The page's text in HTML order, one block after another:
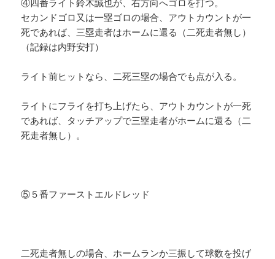
④四番ライト鈴木誠也が、右方向へゴロを打つ。
セカンドゴロ又は一塁ゴロの場合、アウトカウントが一
死であれば、三塁走者はホームに還る（二死走者無し）
（記録は内野安打）
ライト前ヒットなら、二死三塁の場合でも点が入る。
ライトにフライを打ち上げたら、アウトカウントが一死
であれば、タッチアップで三塁走者がホームに還る（二
死走者無し）。
⑤５番ファーストエルドレッド
二死走者無しの場合、ホームランか三振して球数を投げ